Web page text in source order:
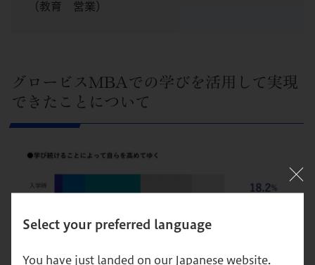
Select your preferred language
You have just landed on our Japanese website.
（教育 営業）
グロービスMBAでの学びを活用して実現
できたことについて